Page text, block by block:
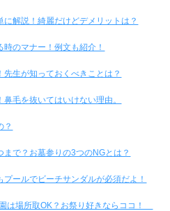
解説！綺麗だけどデメリットは？
のマナー！例文も紹介！
生が知っておくべきことは？
毛を抜いてはいけない理由。
？
で？お墓参りの3つのNGとは？
ールでビーチサンダルが必須だよ！
は場所取OK？お祭り好きならココ！